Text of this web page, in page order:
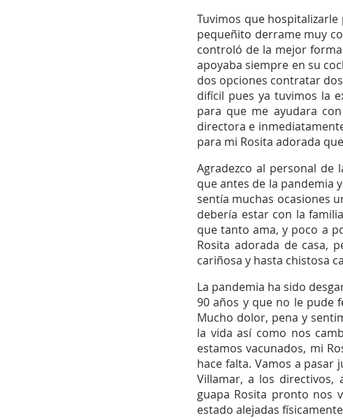
Tuvimos que
pequeñito derrame muy
controló de la mejor
apoyaba siempre en su
dos opciones contratar
difícil pues ya tuvimos la
para que me ayudara
directora e
para mi Rosita adorada
Agradezco al personal de
que antes de la pandemia
sentía muchas ocasiones
debería estar con la
que tanto ama, y poco a
Rosita adorada de casa,
cariñosa y hasta chistosa
La pandemia ha sido
90 años y que no le pude
Mucho dolor, pena y
la vida así como nos
estamos vacunados, mi
hace falta. Vamos a pasar
Villamar, a los
guapa Rosita pronto nos
estado alejadas